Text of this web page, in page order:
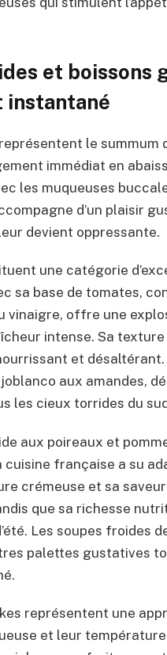
et boissons
instantané
le
immédiat en
les muqueuses
d’un plaisir
devient oppressante.
une catégorie
sa base de tomates,
vinaigre, offre une
intense. Sa
et
aux amandes,
les cieux torrides du sud
aux poireaux et
française a su
crémeuse et sa
que sa richesse
Les soupes froides
palettes gustatives
représentent une
et leur